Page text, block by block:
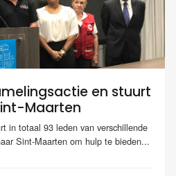
en stuurt
Maarten
in totaal 93 leden van verschillende
Sint-Maarten om hulp te bieden...